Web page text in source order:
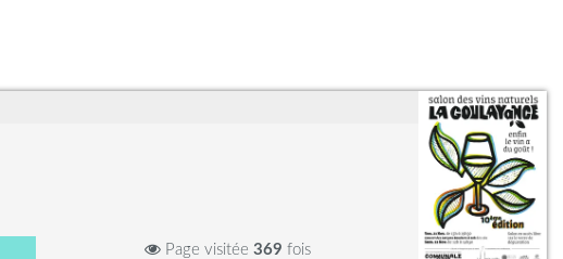
Page visitée 369 fois